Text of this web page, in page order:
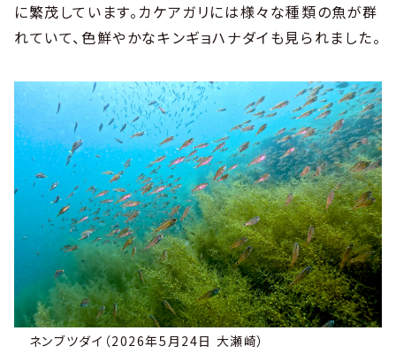
に繁茂しています。カケアガリには様々な種類の魚が群
れていて、色鮮やかなキンギョハナダイも見られました。
ネンブツダイ（2026年5月24日 大瀬崎）